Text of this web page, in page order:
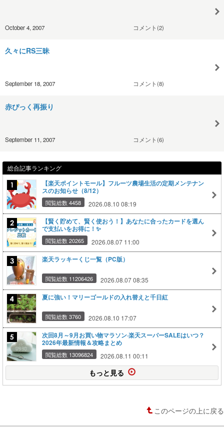
October 4, 2007 コメント(2)
久々にRS三昧
September 18, 2007 コメント(8)
赤ぴっく再振り
September 11, 2007 コメント(6)
総合記事ランキング
【楽天ポイントモール】フルーツ農場生活の定期メンテナン
スのお知らせ（8/12）
閲覧総数 4458 2026.08.10 08:19
【賢く貯めて、賢く使おう！】あなたに合ったカードを選ん
で支払いをお得に！✨
閲覧総数 20265 2026.08.07 11:00
楽天ラッキーくじ一覧（PC版）
閲覧総数 11206426 2026.08.07 08:35
夏に強い！マリーゴールドの入れ替えと千日紅
閲覧総数 3760 2026.08.10 17:07
次回8月～9月お買い物マラソン·楽天スーパーSALEはいつ？
2026年最新情報＆攻略まとめ
閲覧総数 13096824 2026.08.11 00:11
もっと見る
このページの上に戻る